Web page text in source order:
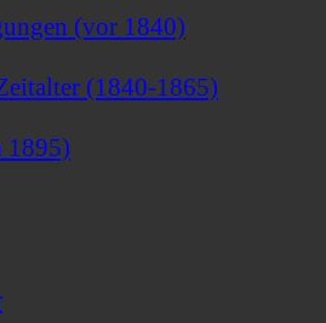
(vor 1840)
(1840-1865)
1895)